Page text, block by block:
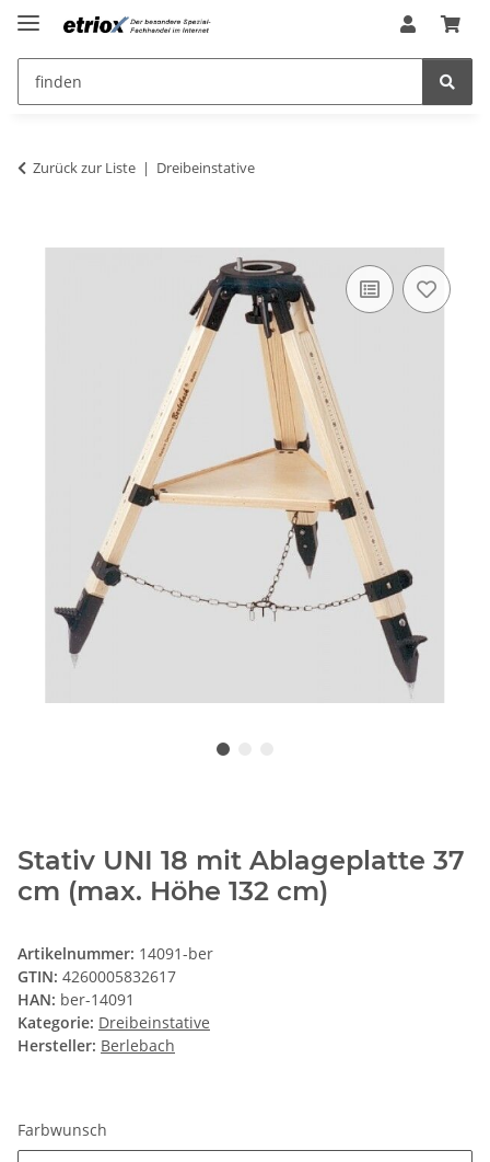
Zurück zur Liste Dreibeinstative
Stativ UNI 18 mit Ablageplatte 37
cm (max. Höhe 132 cm)
Artikelnummer: 14091-ber
GTIN: 4260005832617
HAN: ber-14091
Kategorie: Dreibeinstative
Hersteller: Berlebach
Farbwunsch